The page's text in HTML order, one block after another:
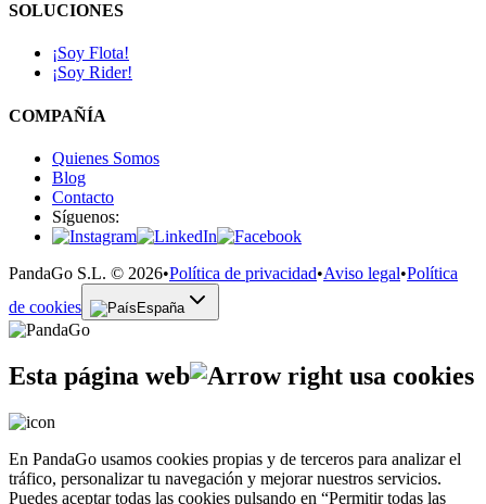
SOLUCIONES
¡Soy Flota!
¡Soy Rider!
COMPAÑÍA
Quienes Somos
Blog
Contacto
Síguenos:
PandaGo S.L. © 2026•Política de privacidad•Aviso legal•Política
de cookies
España
Esta página web usa cookies
En PandaGo usamos cookies propias y de terceros para analizar el
tráfico, personalizar tu navegación y mejorar nuestros servicios.
Puedes aceptar todas las cookies pulsando en “Permitir todas las